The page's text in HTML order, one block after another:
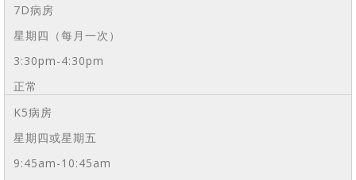
7D病房
星期四（每月一次）
3:30pm-4:30pm
正常
K5病房
星期四或星期五
9:45am-10:45am